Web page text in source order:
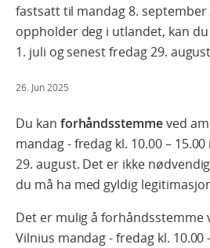
fastsatt til mandag 8. september
oppholder deg i utlandet, kan
1. juli og senest fredag 29.
26. Jun 2025
Du kan forhåndsstemmeved
mandag - fredag kl. 10.00 –
29. august. Det er ikke
du må ha med gyldig
Det er mulig å forhåndsstemme
Vilnius mandag - fredag kl. 10.00